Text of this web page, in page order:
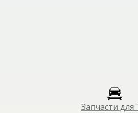
Запчасти для